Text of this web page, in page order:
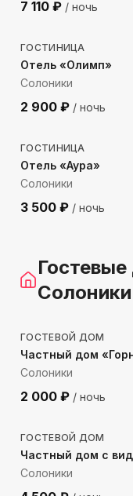
7 110 ₽ / ночь
131 м до моря
ГОСТИНИЦА
Отель «Олимп»
Солоники
2 900 ₽ / ночь
1206 м до моря
ГОСТИНИЦА
Отель «Аура»
Солоники
3 500 ₽ / ночь
Солоники
1015м до моря
ГОСТЕВОЙ ДОМ
Частный дом
Солоники
2 000 ₽ / ночь
140м до моря
ГОСТЕВОЙ ДОМ
Частный дом с
Солоники